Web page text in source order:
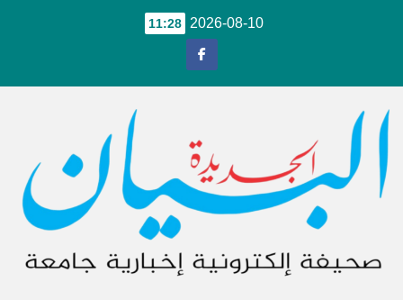
2026-08-10
11:28